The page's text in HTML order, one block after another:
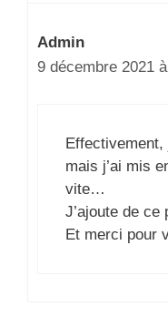
Admin
9 décembre 2021
mais j’ai mis
vite…
J’ajoute de ce
Et merci pour